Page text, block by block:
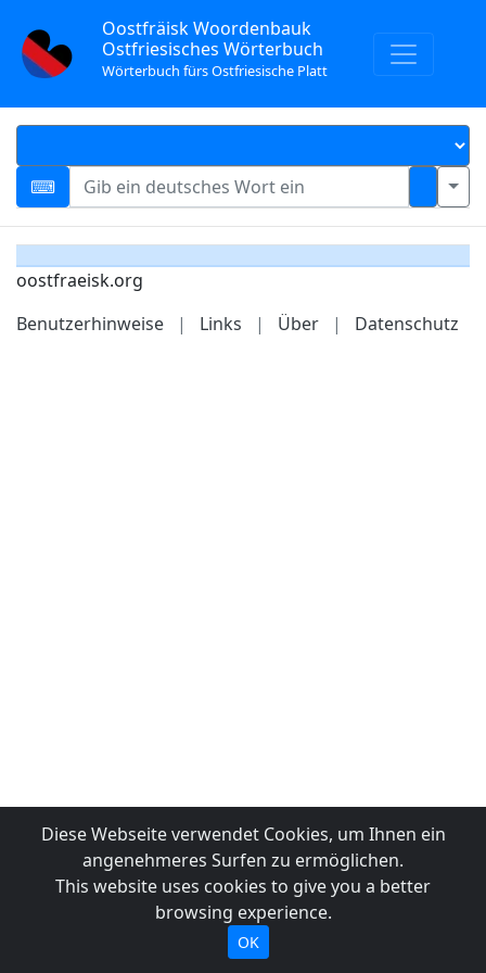
Oostfräisk Woordenbauk
Ostfriesisches Wörterbuch
Wörterbuch fürs Ostfriesische Platt
oostfraeisk.org
Benutzerhinweise
| Links | Über | Datenschutz
Diese Webseite verwendet Cookies, um Ihnen ein
angenehmeres Surfen zu ermöglichen.
This website uses cookies to give you a better
browsing experience.
OK